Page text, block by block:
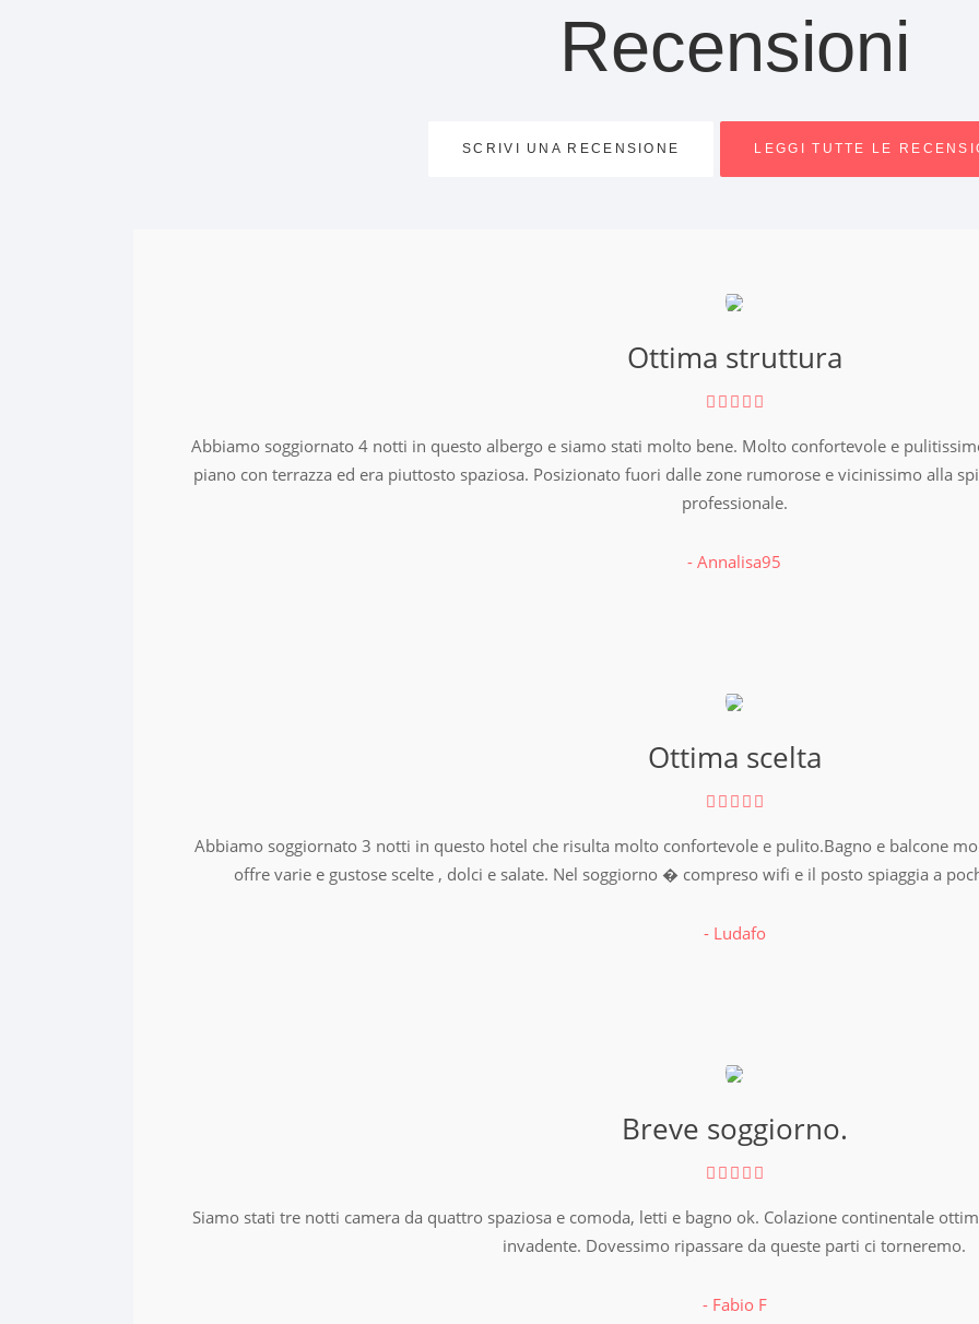
Recensioni
SCRIVI UNA RECENSIONE LEGGI TUTTE LE
Ottima struttura
Abbiamo soggiornato 4 notti in questo albergo e siamo stati molto bene. Molto confortevole e
piano con terrazza ed era piuttosto spaziosa. Posizionato fuori dalle zone rumorose e vicinissimo alla
professionale.
- Annalisa95
Ottima scelta
Abbiamo soggiornato 3 notti in questo hotel che risulta molto confortevole e pulito.Bagno e balcone
offre varie e gustose scelte , dolci e salate. Nel soggiorno � compreso wifi e il posto spiaggia a
- Ludafo
Breve soggiorno.
Siamo stati tre notti camera da quattro spaziosa e comoda, letti e bagno ok. Colazione continentale
invadente. Dovessimo ripassare da queste parti ci torneremo.
- Fabio F